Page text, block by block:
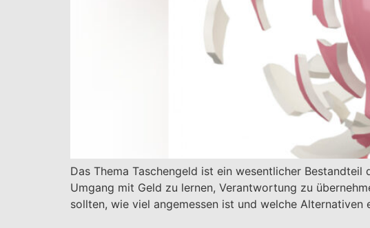
Das Thema Taschengeld ist ein wesentlicher
Umgang mit Geld zu lernen, Verantwortung zu
sollten, wie viel angemessen ist und welche